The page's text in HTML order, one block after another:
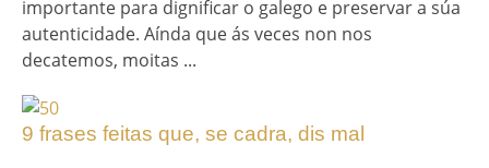
importante para dignificar o galego e preservar a súa
autenticidade. Aínda que ás veces non nos
decatemos, moitas ...
9 frases feitas que, se cadra, dis mal